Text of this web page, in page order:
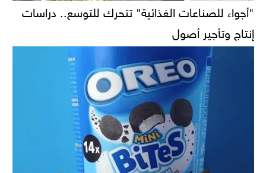
"أجواء للصناعات الغذائية" تتحرك للتوسع.. دراسات
إنتاج وتأجير أصول